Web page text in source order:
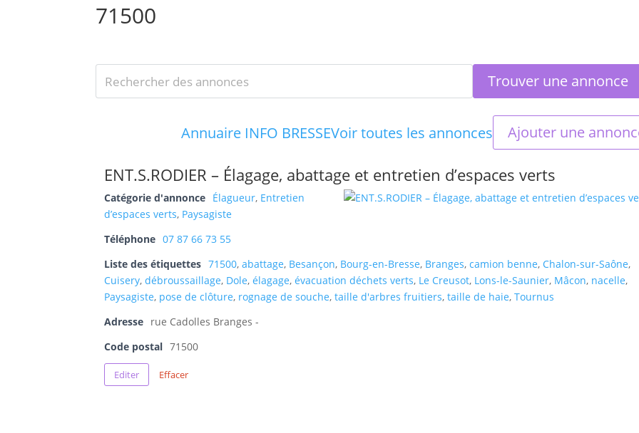
71500
Annuaire INFO BRESSEVoir toutes les annonces Ajouter une
ENT.S.RODIER – Élagage, abattage et entretien d’espaces verts
Catégorie d'annonce Élagueur, Entretien
d’espaces verts, Paysagiste
Téléphone 07 87 66 73 55
Liste des étiquettes 71500,abattage, Besançon, Bourg-en-Bresse, Branges,camion benne, Chalon-sur-Saône,
Cuisery,débroussaillage, Dole,élagage,évacuation déchets verts, Le Creusot, Lons-le-Saunier, Mâcon, nacelle,
Paysagiste, pose de clôture, rognage de souche,taille d'arbres fruitiers,taille de haie,Tournus
Adresse rue Cadolles Branges -
Code postal 71500
Editer Effacer